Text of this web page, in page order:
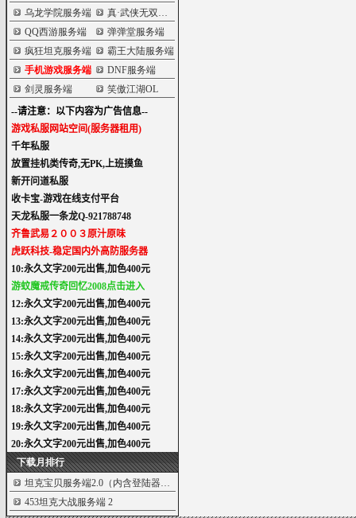
乌龙学院服务端
真·武侠无双服务端
QQ西游服务端
弹弹堂服务端
疯狂坦克服务端
霸王大陆服务端
手机游戏服务端
DNF服务端
剑灵服务端
笑傲江湖OL
下载月排行
坦克宝贝服务端2.0（内含登陆器）...
453坦克大战服务端2